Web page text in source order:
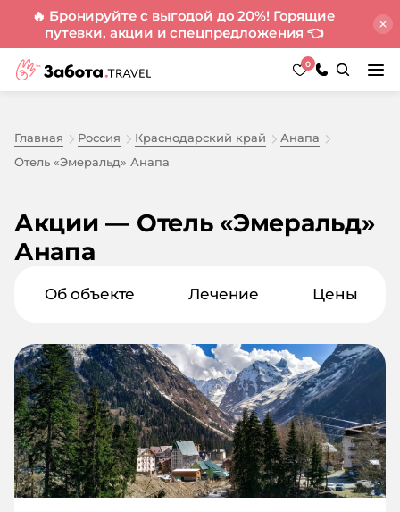
🔥 Бронируйте с выгодой до 20%! Горящие
путевки, акции и спецпредложения 👈
0
Главная Россия Краснодарский край
Анапа
Отель «Эмеральд» Анапа
Акции — Отель «Эмеральд»
Анапа
Об объекте Лечение Цены